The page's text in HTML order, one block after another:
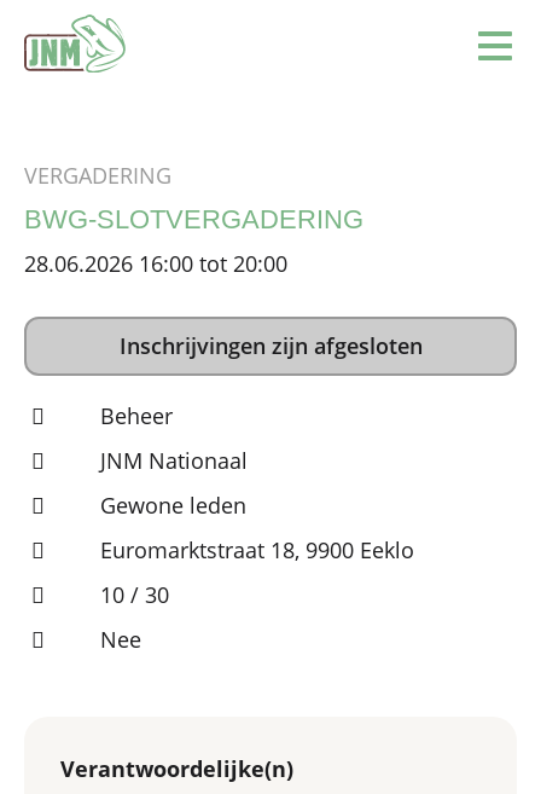
VERGADERING
BWG-SLOTVERGADERING
28.06.2026 16:00 tot 20:00
Inschrijvingen zijn afgesloten
Beheer
JNM Nationaal
Gewone leden
Euromarktstraat 18, 9900 Eeklo
10 / 30
Nee
Verantwoordelijke(n)